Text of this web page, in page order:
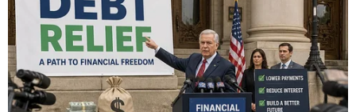
(TTXVN/Vietnam+)